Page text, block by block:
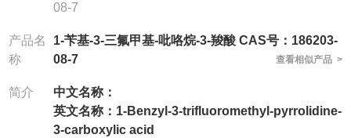
08-7
产品名
称
1-苄基-3-三氟甲基-吡咯烷-3-羧酸 CAS号：186203-
08-7
查看相似产品 >
简介
中文名称：
英文名称： 1-Benzyl-3-trifluoromethyl-pyrrolidine-
3-carboxylic acid